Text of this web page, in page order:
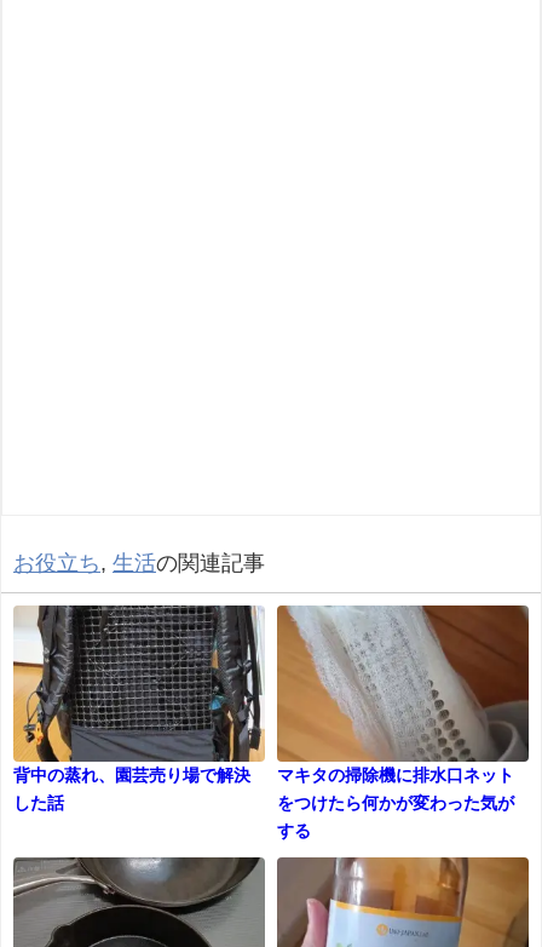
お役立ち, 生活の関連記事
背中の蒸れ、園芸売り場で解決
した話
マキタの掃除機に排水口ネット
をつけたら何かが変わった気が
する